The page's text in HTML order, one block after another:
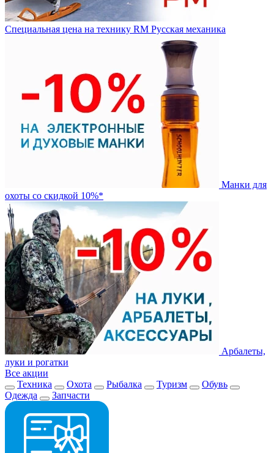
Специальная цена на технику RM Русская механика
Манки для
охоты со скидкой 10%*
Арбалеты,
луки и рогатки
Все акции
Техника
Охота Рыбалка Туризм
Обувь
Одежда
Запчасти